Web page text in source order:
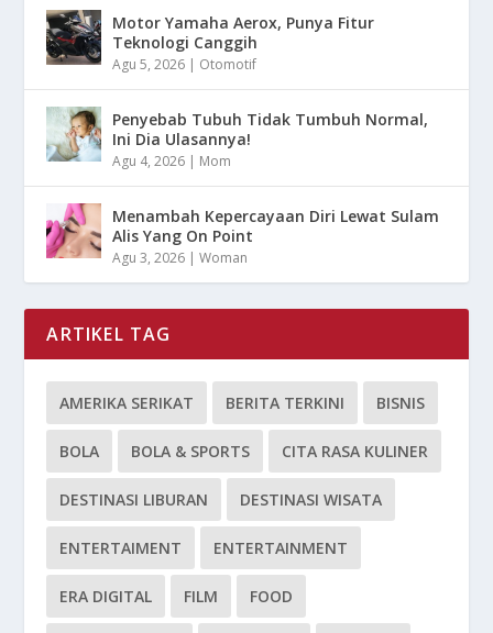
Motor Yamaha Aerox, Punya Fitur
Teknologi Canggih
Agu 5, 2026 | Otomotif
Penyebab Tubuh Tidak Tumbuh Normal,
Ini Dia Ulasannya!
Agu 4, 2026 | Mom
Menambah Kepercayaan Diri Lewat Sulam
Alis Yang On Point
Agu 3, 2026 |Woman
ARTIKEL TAG
AMERIKA SERIKAT BERITA TERKINI BISNIS
BOLA BOLA & SPORTS CITA RASA KULINER
DESTINASI LIBURAN DESTINASI WISATA
ENTERTAIMENT ENTERTAINMENT
ERA DIGITAL FILM FOOD